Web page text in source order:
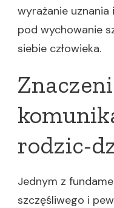
wyrażanie
pod wychowanie
siebie człowieka.
rodzic-
Jednym z
szczęśliwego i